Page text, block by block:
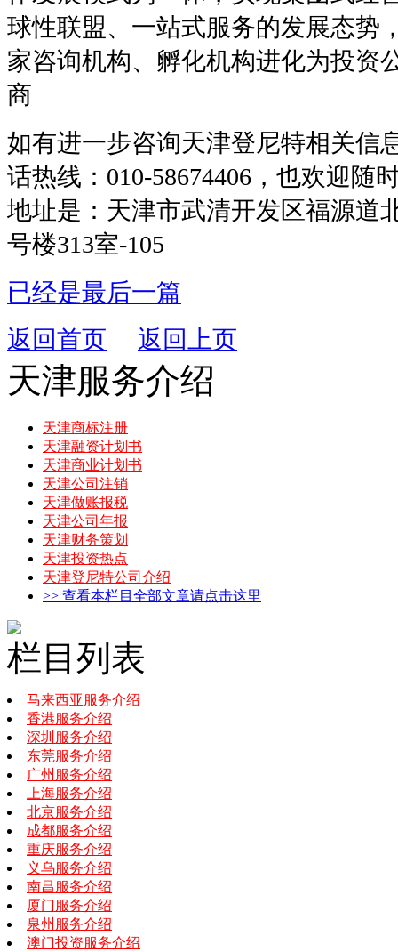
球性联盟、一站式服务的发展态势
家咨询机构、孵化机构进化为投资
商
如有进一步咨询天津登尼特相关信
话热线：010-58674406，也欢迎随
地址是：天津市武清开发区福源道
号楼313室-105
已经是最后一篇
返回首页
返回上页
天津服务介绍
天津商标注册
天津融资计划书
天津商业计划书
天津公司注销
天津做账报税
天津公司年报
天津财务策划
天津投资热点
天津登尼特公司介绍
>> 查看本栏目全部文章请点击这里
栏目列表
马来西亚服务介绍
香港服务介绍
深圳服务介绍
东莞服务介绍
广州服务介绍
上海服务介绍
北京服务介绍
成都服务介绍
重庆服务介绍
义乌服务介绍
南昌服务介绍
厦门服务介绍
泉州服务介绍
澳门投资服务介绍